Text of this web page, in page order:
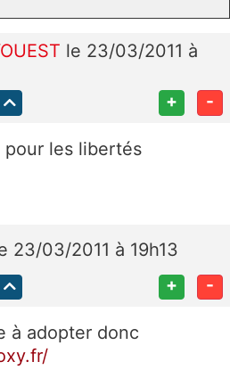
le 23/03/2011 à
+ -
pour les libertés
23/03/2011 à 19h13
+ -
à adopter donc